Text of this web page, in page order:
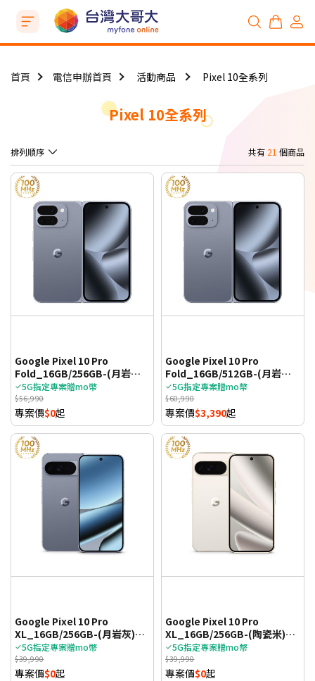
首頁 電信申辦首頁 活動商品 Pixel 10全系列
Pixel 10全系列
排列順序 共有 21 個商品
Google Pixel 10 Pro
Fold_16GB/256GB-(月岩灰)
(5G)
5G指定專案贈mo幣
$56,990
專案價$0起
Google Pixel 10 Pro
Fold_16GB/512GB-(月岩灰)
(5G)
5G指定專案贈mo幣
$60,990
專案價$3,390起
Google Pixel 10 Pro
XL_16GB/256GB-(月岩灰)
(5G)
5G指定專案贈mo幣
$39,990
專案價$0起
Google Pixel 10 Pro
XL_16GB/256GB-(陶瓷米)
(5G)
5G指定專案贈mo幣
$39,990
專案價$0起